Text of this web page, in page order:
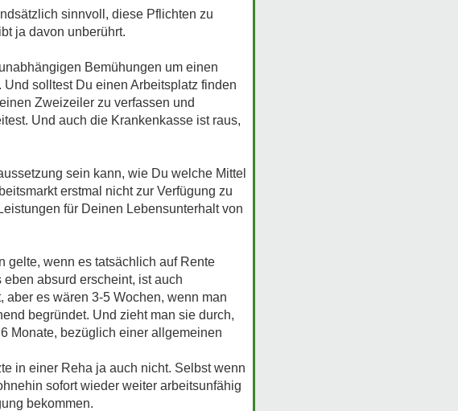
sinnvoll, diese Pflichten zu
ja davon unberührt.
Bemühungen um einen
solltest Du einen Arbeitsplatz finden
Zweizeiler zu verfassen und
Und auch die Krankenkasse ist raus,
sein kann, wie Du welche Mittel
erstmal nicht zur Verfügung zu
für Deinen Lebensunterhalt von
gelte, wenn es tatsächlich auf Rente
absurd erscheint, ist auch
es wären 3-5 Wochen, wenn man
begründet. Und zieht man sie durch,
Monate, bezüglich einer allgemeinen
in einer Reha ja auch nicht. Selbst wenn
sofort wieder weiter arbeitsunfähig
bekommen.